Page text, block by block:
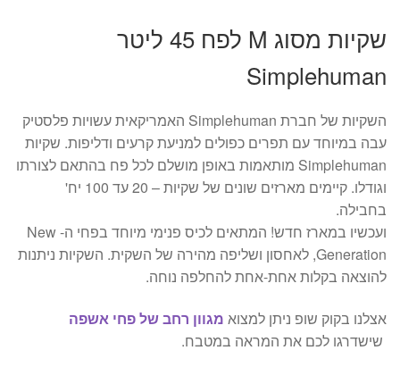
שקיות מסוג M לפח 45 ליטר
Simplehuman
השקיות של חברת Simplehuman האמריקאית עשויות פלסטיק
עבה במיוחד עם תפרים כפולים למניעת קרעים ודליפות. שקיות
Simplehuman מותאמות באופן מושלם לכל פח בהתאם לצורתו
וגודלו. קיימים מארזים שונים של שקיות – 20 עד 100 יח'
בחבילה.
ועכשיו במארז חדש! המתאים לכיס פנימי מיוחד בפחי ה- New
Generation, לאחסון ושליפה מהירה של השקית. השקיות ניתנות
להוצאה בקלות אחת-אחת להחלפה נוחה.
אצלנו בקוק שופ ניתן למצוא מגוון רחב של פחי אשפה
שישדרגו לכם את המראה במטבח.